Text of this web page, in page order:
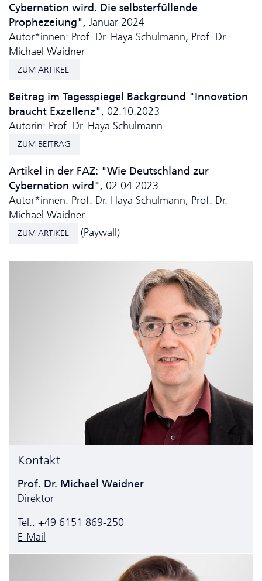
Cybernation wird. Die selbsterfüllende
Prophezeiung", Januar 2024
Autor*innen: Prof. Dr. Haya Schulmann, Prof. Dr.
Michael Waidner
ZUM ARTIKEL
Beitrag im Tagesspiegel Background "Innovation
braucht Exzellenz", 02.10.2023
Autorin: Prof. Dr. Haya Schulmann
ZUM BEITRAG
Artikel in der FAZ: "Wie Deutschland zur
Cybernation wird", 02.04.2023
Autor*innen: Prof. Dr. Haya Schulmann, Prof. Dr.
Michael Waidner
ZUM ARTIKEL (Paywall)
Kontakt
Prof. Dr. Michael Waidner
Direktor
Tel.: +49 6151 869-250
E-Mail